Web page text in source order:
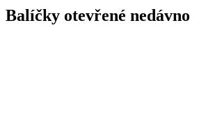
Balíčky otevřené nedávno